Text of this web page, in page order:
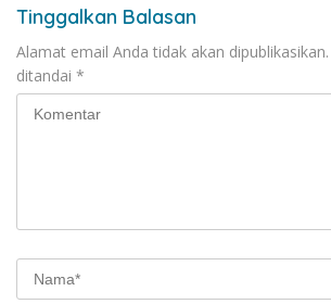
Tinggalkan Balasan
Alamat email Anda tidak akan dipublikasikan.
ditandai *